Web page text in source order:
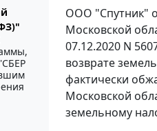
ООО "Спутник"
Московской
07.12.2020 N
возврате
фактически
Московской
земельному